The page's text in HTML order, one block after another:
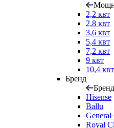
2,2 квт
2,8 квт
3,6 квт
5,4 квт
7,2 квт
9 квт
10,4 квт
Бренд
Бренд
Hisense
Ballu
General
Royal